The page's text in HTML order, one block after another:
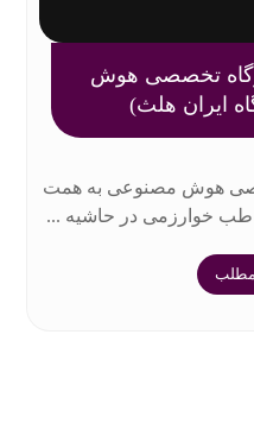
تخصصی هوش
ایران هلث)
هوش مصنوعی به همت
خوارزمی در حاشیه ...
مطلب